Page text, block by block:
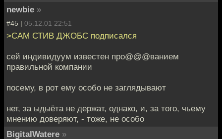
newbie »
#45 | 05.12.01 22:51
>САМ СТИВ ДЖОБС подписался
сей индивидуум известен про@@@ванием
правильной компании
посему, в рот ему особо не заглядывают
нет, за ыдыёта не держат, однако, и, за того, чьему
мнению доверяют, - тоже, не особо
BigitalWatere »